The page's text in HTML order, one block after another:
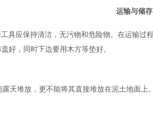
运输与储存
具应保持清洁，无污物和危险物。在运输
好，同时下边要用木方等垫好。
天堆放，更不能将其直接堆放在泥土地面上